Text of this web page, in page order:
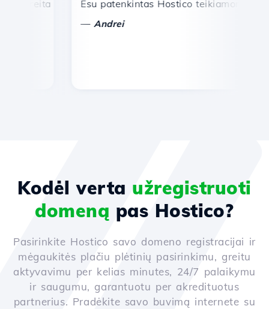
ir efektyvi techninė pagalba.
Esu patenkintas Hostico teikiamomis
Andrei
Kodėl verta užregistruoti
domeną pas Hostico?
Pasirinkite Hostico savo domeno registracijai ir
mėgaukitės plačiu plėtinių pasirinkimu, greitu
aktyvavimu per kelias minutes, 24/7 palaikymu
ir saugumu, garantuotu per akredituotus
partnerius. Pradėkite savo buvimą internete su